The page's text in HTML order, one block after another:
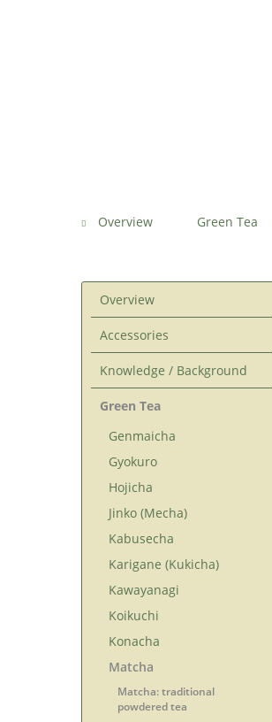
Overview Green Tea
Overview
Accessories
Knowledge / Background
Green Tea
Genmaicha
Gyokuro
Hojicha
Jinko (Mecha)
Kabusecha
Karigane (Kukicha)
Kawayanagi
Koikuchi
Konacha
Matcha
Matcha: traditional
powdered tea